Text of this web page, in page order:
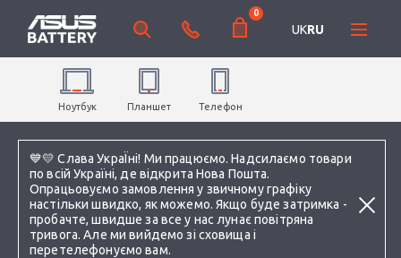
💙💛 Слава УкраЇні! Ми працюємо. Надсилаємо товари
по всій Україні, де відкрита Нова Пошта.
Опрацьовуємо замовлення у звичному графіку
настільки швидко, як можемо. Якщо буде затримка -
пробачте, швидше за все у нас лунає повітряна
тривога. Але ми вийдемо зі сховища і
перетелефонуємо вам.
0
UKRU
Ноутбук Планшет Телефон